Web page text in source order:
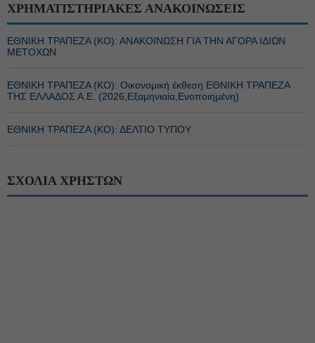
ΧΡΗΜΑΤΙΣΤΗΡΙΑΚΕΣ ΑΝΑΚΟΙΝΩΣΕΙΣ
ΕΘΝΙΚΗ ΤΡΑΠΕΖΑ (KO): ΑΝΑΚΟΙΝΩΣΗ ΓΙΑ ΤΗΝ ΑΓΟΡΑ ΙΔΙΩΝ
ΜΕΤΟΧΩΝ
ΕΘΝΙΚΗ ΤΡΑΠΕΖΑ (KO): Οικονομική έκθεση ΕΘΝΙΚΗ ΤΡΑΠΕΖΑ
ΤΗΣ ΕΛΛΑΔΟΣ Α.Ε. (2026,Εξαμηνιαία,Ενοποιημένη)
ΕΘΝΙΚΗ ΤΡΑΠΕΖΑ (KO): ΔΕΛΤΙΟ ΤΥΠΟΥ
ΣΧΟΛΙΑ ΧΡΗΣΤΩΝ